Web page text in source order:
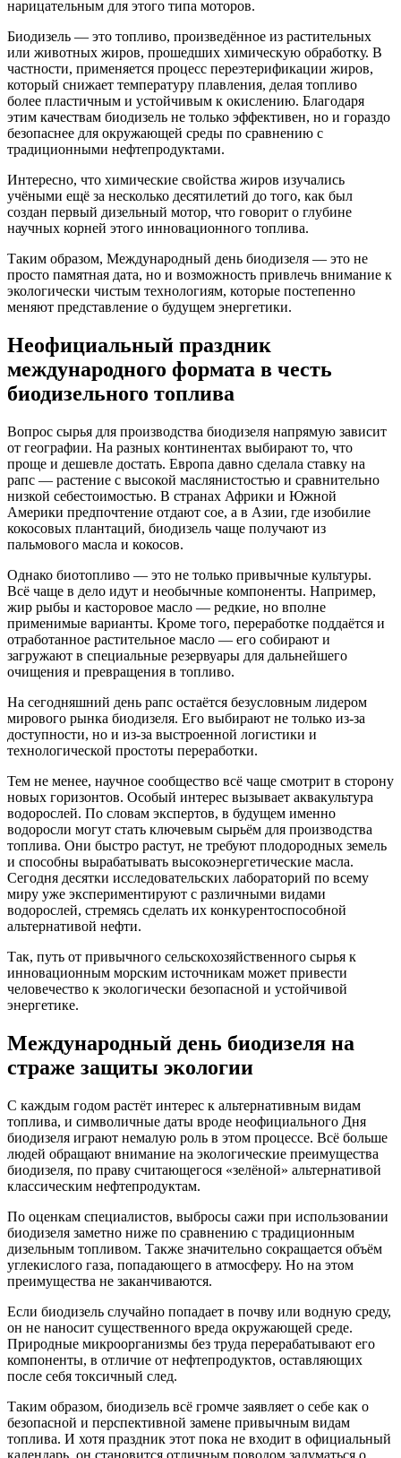
нарицательным для этого типа моторов.
Биодизель — это топливо, произведённое из растительных
или животных жиров, прошедших химическую обработку. В
частности, применяется процесс переэтерификации жиров,
который снижает температуру плавления, делая топливо
более пластичным и устойчивым к окислению. Благодаря
этим качествам биодизель не только эффективен, но и гораздо
безопаснее для окружающей среды по сравнению с
традиционными нефтепродуктами.
Интересно, что химические свойства жиров изучались
учёными ещё за несколько десятилетий до того, как был
создан первый дизельный мотор, что говорит о глубине
научных корней этого инновационного топлива.
Таким образом, Международный день биодизеля — это не
просто памятная дата, но и возможность привлечь внимание к
экологически чистым технологиям, которые постепенно
меняют представление о будущем энергетики.
Неофициальный праздник
международного формата в честь
биодизельного топлива
Вопрос сырья для производства биодизеля напрямую зависит
от географии. На разных континентах выбирают то, что
проще и дешевле достать. Европа давно сделала ставку на
рапс — растение с высокой маслянистостью и сравнительно
низкой себестоимостью. В странах Африки и Южной
Америки предпочтение отдают сое, а в Азии, где изобилие
кокосовых плантаций, биодизель чаще получают из
пальмового масла и кокосов.
Однако биотопливо — это не только привычные культуры.
Всё чаще в дело идут и необычные компоненты. Например,
жир рыбы и касторовое масло — редкие, но вполне
применимые варианты. Кроме того, переработке поддаётся и
отработанное растительное масло — его собирают и
загружают в специальные резервуары для дальнейшего
очищения и превращения в топливо.
На сегодняшний день рапс остаётся безусловным лидером
мирового рынка биодизеля. Его выбирают не только из-за
доступности, но и из-за выстроенной логистики и
технологической простоты переработки.
Тем не менее, научное сообщество всё чаще смотрит в сторону
новых горизонтов. Особый интерес вызывает аквакультура
водорослей. По словам экспертов, в будущем именно
водоросли могут стать ключевым сырьём для производства
топлива. Они быстро растут, не требуют плодородных земель
и способны вырабатывать высокоэнергетические масла.
Сегодня десятки исследовательских лабораторий по всему
миру уже экспериментируют с различными видами
водорослей, стремясь сделать их конкурентоспособной
альтернативой нефти.
Так, путь от привычного сельскохозяйственного сырья к
инновационным морским источникам может привести
человечество к экологически безопасной и устойчивой
энергетике.
Международный день биодизеля на
страже защиты экологии
С каждым годом растёт интерес к альтернативным видам
топлива, и символичные даты вроде неофициального Дня
биодизеля играют немалую роль в этом процессе. Всё больше
людей обращают внимание на экологические преимущества
биодизеля, по праву считающегося «зелёной» альтернативой
классическим нефтепродуктам.
По оценкам специалистов, выбросы сажи при использовании
биодизеля заметно ниже по сравнению с традиционным
дизельным топливом. Также значительно сокращается объём
углекислого газа, попадающего в атмосферу. Но на этом
преимущества не заканчиваются.
Если биодизель случайно попадает в почву или водную среду,
он не наносит существенного вреда окружающей среде.
Природные микроорганизмы без труда перерабатывают его
компоненты, в отличие от нефтепродуктов, оставляющих
после себя токсичный след.
Таким образом, биодизель всё громче заявляет о себе как о
безопасной и перспективной замене привычным видам
топлива. И хотя праздник этот пока не входит в официальный
календарь, он становится отличным поводом задуматься о